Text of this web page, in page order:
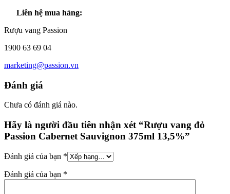
Liên hệ mua hàng:
Rượu vang Passion
1900 63 69 04
marketing@passion.vn
Đánh giá
Chưa có đánh giá nào.
Hãy là người đầu tiên nhận xét “Rượu vang đỏ
Passion Cabernet Sauvignon 375ml 13,5%”
Đánh giá của bạn *
Đánh giá của bạn *